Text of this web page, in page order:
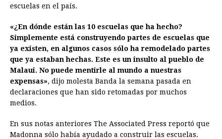
escuelas en el país.
«¿En dónde están las 10 escuelas que ha hecho?
Simplemente está construyendo partes de escuelas que
ya existen, en algunos casos sólo ha remodelado partes
que ya estaban hechas. Este es un insulto al pueblo de
Malaui. No puede mentirle al mundo a nuestras
expensas», dijo molesta Banda la semana pasada en
declaraciones que han sido retomadas por muchos
medios.
En sus notas anteriores The Associated Press reportó que
Madonna sólo había ayudado a construir las escuelas.